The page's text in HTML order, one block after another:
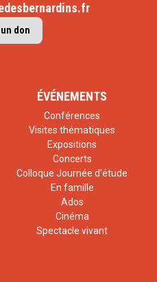
un don
ÉVÉNEMENTS
Conférences
Visites thématiques
Expositions
Concerts
Colloque Journée d'étude
En famille
Ados
Cinéma
Spectacle vivant